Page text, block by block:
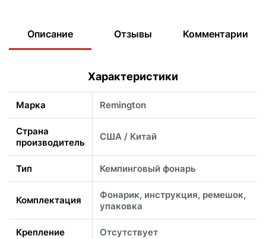
Описание Отзывы Комментарии
Характеристики
Марка Remington
Страна
производитель
США / Китай
Тип Кемпинговый фонарь
Комплектация
Фонарик, инструкция, ремешок,
упаковка
Крепление Отсутствует